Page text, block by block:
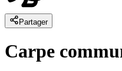
Partager
Carpe